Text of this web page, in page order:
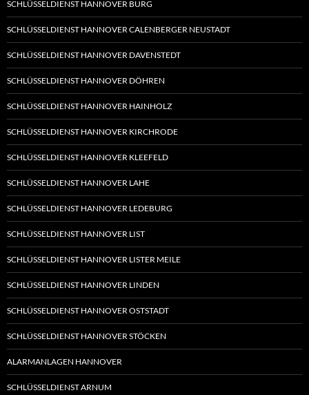
SCHLÜSSELDIENST HANNOVER BURG
SCHLÜSSELDIENST HANNOVER CALENBERGER NEUSTADT
SCHLÜSSELDIENST HANNOVER DAVENSTEDT
SCHLÜSSELDIENST HANNOVER DÖHREN
SCHLÜSSELDIENST HANNOVER HAINHOLZ
SCHLÜSSELDIENST HANNOVER KIRCHRODE
SCHLÜSSELDIENST HANNOVER KLEEFELD
SCHLÜSSELDIENST HANNOVER LAHE
SCHLÜSSELDIENST HANNOVER LEDEBURG
SCHLÜSSELDIENST HANNOVER LIST
SCHLÜSSELDIENST HANNOVER LISTER MEILE
SCHLÜSSELDIENST HANNOVER LINDEN
SCHLÜSSELDIENST HANNOVER OSTSTADT
SCHLÜSSELDIENST HANNOVER STÖCKEN
ALARMANLAGEN HANNOVER
SCHLÜSSELDIENST ARNUM